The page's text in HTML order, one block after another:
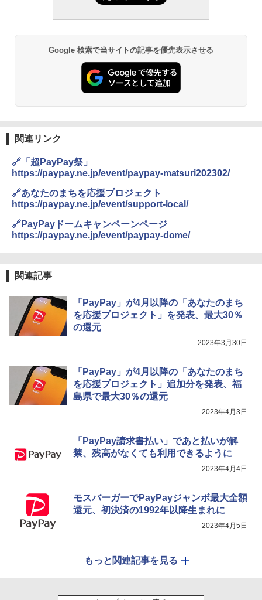
Google 検索で当サイトの記事を優先表示させる
関連リンク
🔗「超PayPay祭」
https://paypay.ne.jp/event/paypay-matsuri202302/
🔗あなたのまちを応援プロジェクト
https://paypay.ne.jp/event/support-local/
🔗PayPayドームキャンペーンページ
https://paypay.ne.jp/event/paypay-dome/
関連記事
「PayPay」が4月以降の「あなたのまち
を応援プロジェクト」を発表、最大30％
の還元
2023年3月30日
「PayPay」が4月以降の「あなたのまち
を応援プロジェクト」追加分を発表、福
島県で最大30％の還元
2023年4月3日
「PayPay請求書払い」であと払いが解
禁、残高がなくても利用できるように
2023年4月4日
モスバーガーでPayPayジャンボ最大全額
還元、初決済の1992年以降生まれに
2023年4月5日
もっと関連記事を見る